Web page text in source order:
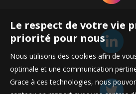
Le respect de votre vie
priorité pour nous
Nous utilisons des cookies afin de
optimale et une communication
Grace à ces technologies, nous